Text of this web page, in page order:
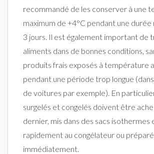
recommandé de les conserver à une
maximum de +4°C pendant une durée
3 jours. Il est également important de
aliments dans de bonnes conditions,
produits frais exposés à température
pendant une période trop longue
de voitures par exemple). En
surgelés et congelés doivent être
dernier, mis dans des sacs isothermes
rapidement au congélateur ou
immédiatement.